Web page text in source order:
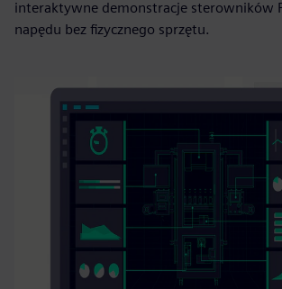
interaktywne demonstracje sterowników
napędu bez fizycznego sprzętu.